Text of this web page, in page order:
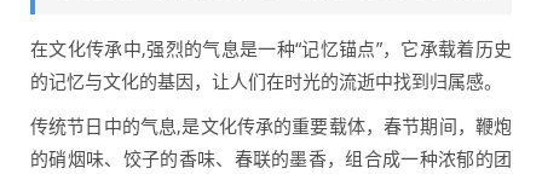
在文化传承中,强烈的气息是一种“记忆锚点”，它承载着历史
的记忆与文化的基因，让人们在时光的流逝中找到归属感。
传统节日中的气息,是文化传承的重要载体，春节期间，鞭炮
的硝烟味、饺子的香味、春联的墨香，组合成一种浓郁的团